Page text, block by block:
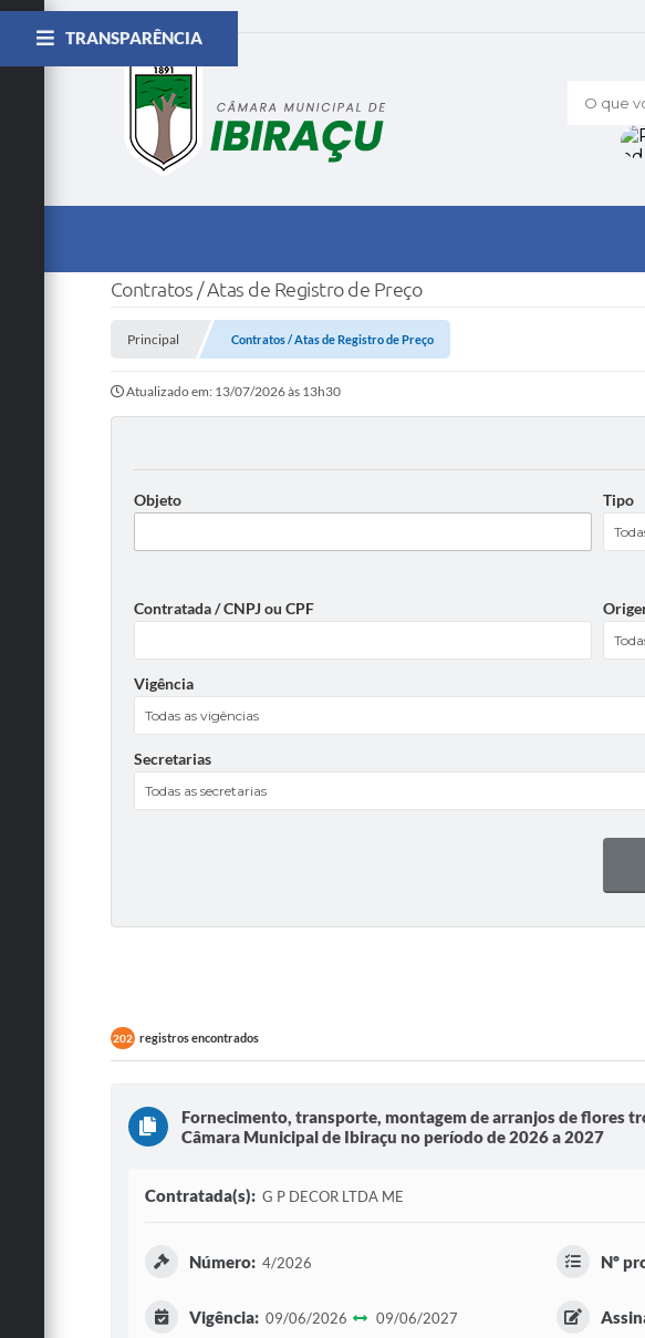
O que
TRANSPARÊNCIA
Contratos / Atas de Registro de Preço
Principal Contratos / Atas de Registro de Preço
Atualizado em: 13/07/2026 às 13h30
Objeto Tipo
Contratada / CNPJ ou CPF
Vigência
Secretarias
202 registros encontrados
Fornecimento, transporte, montagem de arranjos de flores
Câmara Municipal de Ibiraçu no período de 2026 a 2027
Contratada(s): G P DECOR LTDA ME
Número: 4/2026 Nº
Vigência: 09/06/2026 09/06/2027